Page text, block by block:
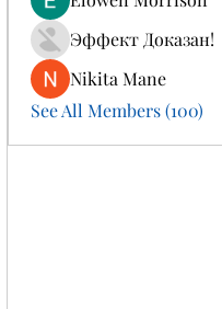
Эффект Доказан!
Nikita Mane
See All Members (100)